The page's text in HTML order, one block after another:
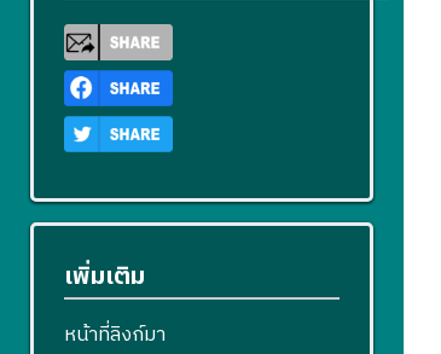
เพิ่มเติม
หน้าที่ลิงก์มา